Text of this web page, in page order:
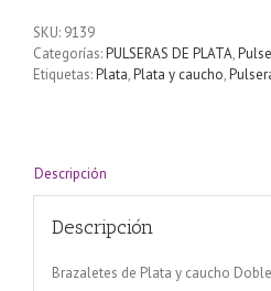
Doble
con
SKU: 9139
Categorías:PULSERAS DE PLATA,
Etiquetas:Plata,Plata y caucho,
Descripción
Descripción
Brazaletes de Plata y caucho